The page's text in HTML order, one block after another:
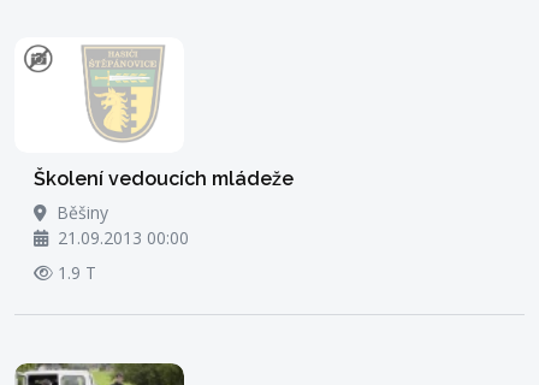
Školení vedoucích mládeže
Běšiny
21.09.2013 00:00
1.9 T